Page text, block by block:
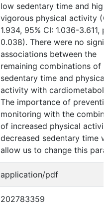
low sedentary time and high
vigorous physical activity
1.934, 95% CI: 1.036-3.611, p
0.038). There were no
associations between the
remaining combinations of
sedentary time and physical
activity with
The importance of
monitoring with the
of increased physical
decreased sedentary time
allow us to change this
application/pdf
202783359